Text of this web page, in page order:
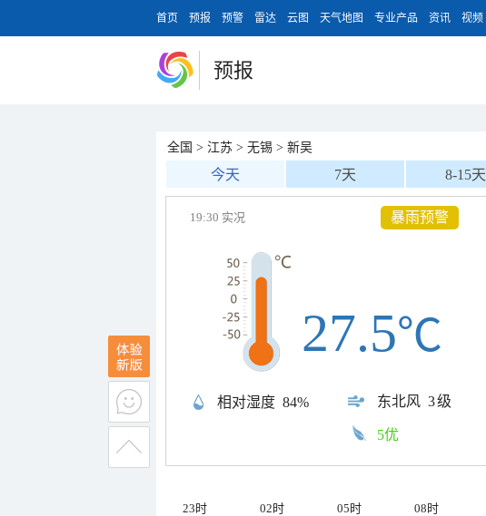
首页 预报 预警 雷达 云图 天气地图 专业产品 资讯 视频
预报
全国 > 江苏 > 无锡 > 新吴
今天 7天 8-15天
暴雨预警
19:30 实况
相对湿度 84% 东北风 3级
27.5℃
5优
23时 02时 05时 08时